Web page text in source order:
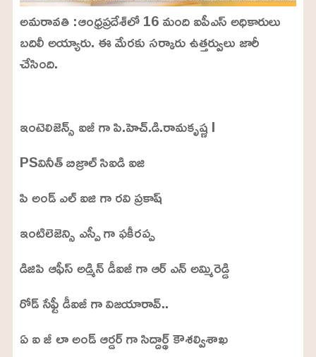
అమరావతి :ఆంధ్రప్రదేశ్‌లో 16 మంది ఐపీఎస్ అధికారులు
బదిలీ అయ్యారు. ఈ మేరకు సర్కారు ఉత్తర్వులు జారీ
చేసింది.
n
m
t
e
a
d
:
2
6
ఇంటెలిజెన్స్ ఐజీ గా పి.హెచ్.డి.రామకృష్ణ I
PSవినీత్ బిజ్రాల్ సిఐడి ఐజి
పి అండ్ ఎల్ ఐజి గా రవి ప్రకాష్
ఇంటిలెజెన్సి ఎస్పీ గా ఫకీరప్ప
డిజిపి ఆఫీస్ అడ్మిన్ డీఐజీ గా ఆర్ ఎన్ అమ్మిరెడ్డి
రోడ్ సేఫ్టీ డీఐజీ గా విజయారావ్..
ఏ ఐ జీ లా అండ్ ఆర్డర్ గా సిద్దార్థ్ కౌశల్విశాఖ